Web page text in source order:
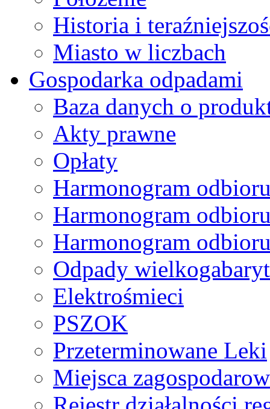
Historia i
Miasto w liczbach
Gospodarka odpadami
Baza danych o
Akty prawne
Opłaty
Harmonogram
Harmonogram
Harmonogram
Odpady
Elektrośmieci
PSZOK
Przeterminowane Leki
Miejsca